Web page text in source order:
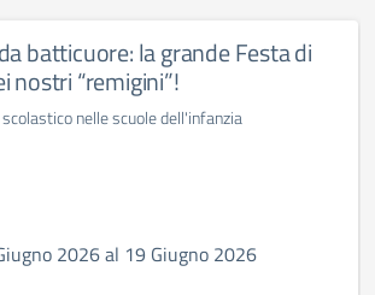
batticuore: la grande Festa di
nostri “remigini”!
nelle scuole dell'infanzia
2026 al 19 Giugno 2026